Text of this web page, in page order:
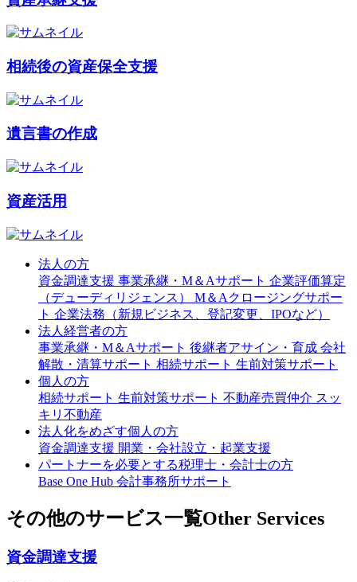
相続後の資産保全支援
遺言書の作成
資産活用
法人の方
資金調達支援 事業承継・M＆Aサポート 企業評価算定
（デューディリジェンス） M＆Aクロージングサポー
ト 企業法務（新規ビジネス、登記変更、IPOなど）
法人経営者の方
事業承継・M＆Aサポート 後継者アサイン・育成 会社
解散・清算サポート 相続サポート 生前対策サポート
個人の方
相続サポート 生前対策サポート 不動産売買仲介 スッ
キリ不動産
法人化をめざす個人の方
資金調達支援 開業・会社設立・起業支援
パートナーを必要とする税理士・会計士の方
Base One Hub 会計事務所サポート
その他のサービス一覧Other Services
資金調達支援